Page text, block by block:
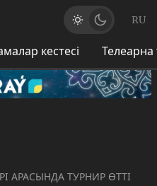
RU
кестесі
АРАСЫНДА ТУРНИР ӨТТІ